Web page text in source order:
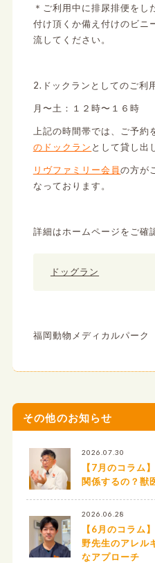
＊ご利用中に排尿排便をし
付け頂くか備え付けのビニ
流してください。
2.ドックランとしてのご利
月〜土：１２時〜１６時
上記の時間帯では、ご予
のドックラン として貸し出
リヴファミリー会員の方が
なっております。
詳細はホームページをご確
ドッグラン
福岡動物メディカルパー
その他のお知らせ
2026.07.30
【7月のコラム
関係するの？獣
2026.06.28
【6月のコラム
野先生のアレル
なアプローチ